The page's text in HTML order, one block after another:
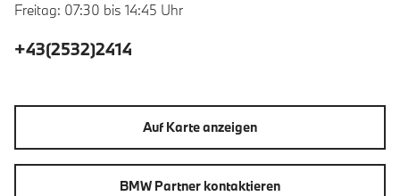
Freitag: 07:30 bis 14:45 Uhr
+43(2532)2414
Auf Karte anzeigen
BMW Partner kontaktieren